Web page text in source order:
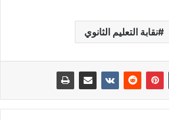
نقابة التعليم الثانوي